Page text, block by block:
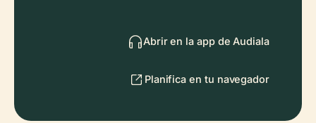
Abrir en la app de Audiala
Planifica en tu navegador